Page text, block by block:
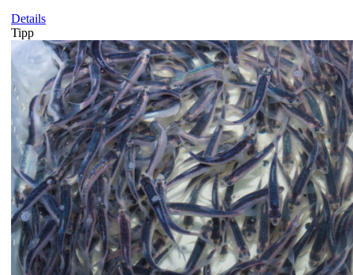
Details
Tipp